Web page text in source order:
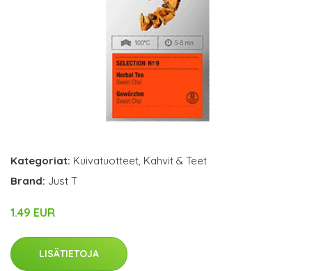
Kategoriat: Kuivatuotteet, Kahvit & Teet
Brand: Just T
1.49 EUR
LISÄTIETOJA